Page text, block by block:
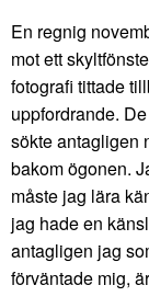
En regnig
mot ett
fotografi tittade
uppfordrande.
sökte antagligen
bakom ögonen.
måste jag lära
jag hade en
antagligen jag
förväntade mig,